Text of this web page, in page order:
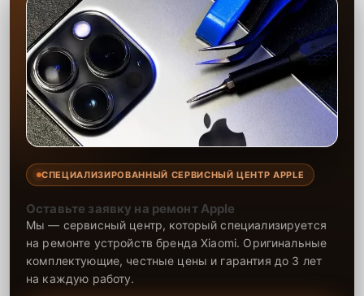
СПЕЦИАЛИЗИРОВАННЫЙ СЕРВИСНЫЙ ЦЕНТР APPLE
Оставьте заявку на ремонт Apple
Мы — сервисный центр, который специализируется
на ремонте устройств бренда Xiaomi. Оригинальные
комплектующие, честные цены и гарантия до 3 лет
на каждую работу.